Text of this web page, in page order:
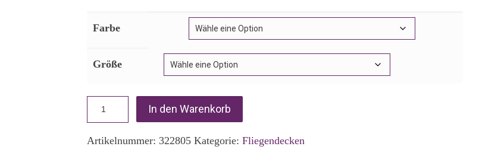
Farbe
Größe
In den Warenkorb
Artikelnummer:322805 Kategorie:Fliegendecken